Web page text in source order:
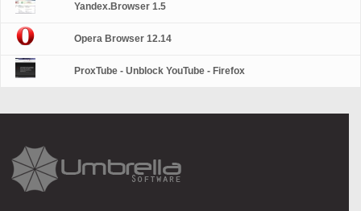
Yandex.Browser 1.5
Opera Browser 12.14
ProxTube - Unblock YouTube - Firefox